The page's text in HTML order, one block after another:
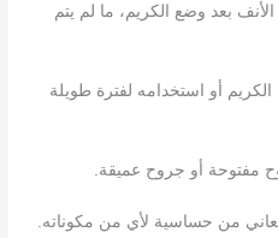
الأنف بعد وضع الكريم، ما لم يتم
أو استخدامه لفترة طويلة